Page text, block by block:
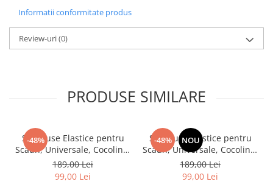
Informatii conformitate produs
Review-uri(0)
PRODUSE SIMILARE
-48%
Set, Huse Elastice pentru
Scaun, Universale, Cocolino,
6 buc. Maro
189,00 Lei
99,00 Lei
-48% NOU
Set, Huse Elastice pentru
Scaun, Universale, Cocolino,
6 buc, Ciocolatiu
189,00 Lei
99,00 Lei